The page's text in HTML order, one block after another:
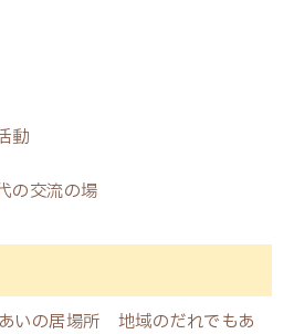
動
の交流の場
いの居場所 地域のだれでもあ